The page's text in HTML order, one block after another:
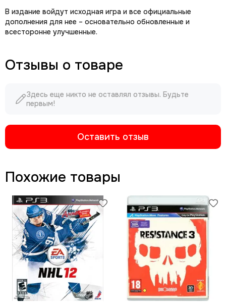
В издание войдут исходная игра и все официальные
дополнения для нее – основательно обновленные и
всесторонне улучшенные.
Отзывы о товаре
Здесь еще никто не оставлял отзывы. Будьте
первым!
Оставить отзыв
Похожие товары